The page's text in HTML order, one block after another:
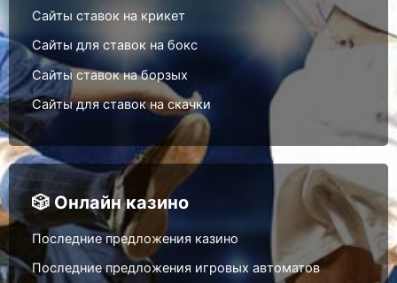
Сайты ставок на крикет
Сайты для ставок на бокс
Сайты ставок на борзых
Сайты для ставок на скачки
🎲 Онлайн казино
Последние предложения казино
Последние предложения игровых автоматов